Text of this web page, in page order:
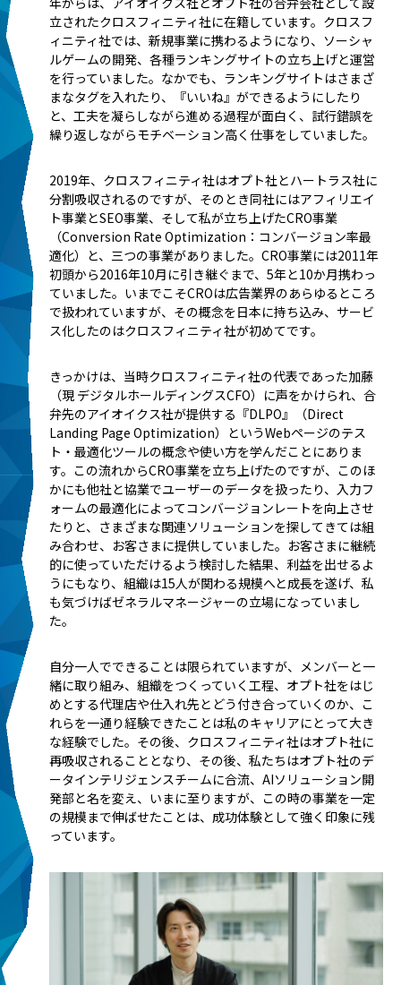
立されたクロスフィニティ社に在籍しています。クロスフ
ィニティ社では、新規事業に携わるようになり、ソーシャ
ルゲームの開発、各種ランキングサイトの立ち上げと運営
を行っていました。なかでも、ランキングサイトはさまざ
まなタグを入れたり、『いいね』ができるようにしたり
と、工夫を凝らしながら進める過程が面白く、試行錯誤を
繰り返しながらモチベーション高く仕事をしていました。
2019年、クロスフィニティ社はオプト社とハートラス社に
分割吸収されるのですが、そのとき同社にはアフィリエイ
ト事業とSEO事業、そして私が立ち上げたCRO事業
（Conversion Rate Optimization：コンバージョン率最
適化）と、三つの事業がありました。CRO事業には2011年
初頭から2016年10月に引き継ぐまで、5年と10か月携わっ
ていました。いまでこそCROは広告業界のあらゆるところ
で扱われていますが、その概念を日本に持ち込み、サービ
ス化したのはクロスフィニティ社が初めてです。
きっかけは、当時クロスフィニティ社の代表であった加藤
（現 デジタルホールディングスCFO）に声をかけられ、合
弁先のアイオイクス社が提供する『DLPO』（Direct
Landing Page Optimization）というWebページのテス
ト・最適化ツールの概念や使い方を学んだことにありま
す。この流れからCRO事業を立ち上げたのですが、このほ
かにも他社と協業でユーザーのデータを扱ったり、入力フ
ォームの最適化によってコンバージョンレートを向上させ
たりと、さまざまな関連ソリューションを探してきては組
み合わせ、お客さまに提供していました。お客さまに継続
的に使っていただけるよう検討した結果、利益を出せるよ
うにもなり、組織は15人が関わる規模へと成長を遂げ、私
も気づけばゼネラルマネージャーの立場になっていまし
た。
自分一人でできることは限られていますが、メンバーと一
緒に取り組み、組織をつくっていく工程、オプト社をはじ
めとする代理店や仕入れ先とどう付き合っていくのか、こ
れらを一通り経験できたことは私のキャリアにとって大き
な経験でした。その後、クロスフィニティ社はオプト社に
再吸収されることとなり、その後、私たちはオプト社のデ
ータインテリジェンスチームに合流、AIソリューション開
発部と名を変え、いまに至りますが、この時の事業を一定
の規模まで伸ばせたことは、成功体験として強く印象に残
っています。